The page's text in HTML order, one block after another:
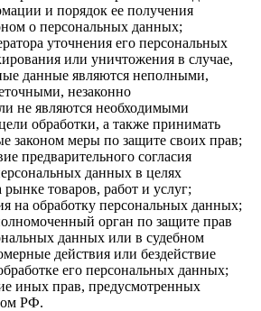
и порядок ее получения
о персональных данных;
уточнения его персональных
или уничтожения в случае,
данные являются неполными,
незаконно
не являются необходимыми
обработки, а также принимать
законом меры по защите своих прав;
предварительного согласия
данных в целях
товаров, работ и услуг;
на обработку персональных данных;
орган по защите прав
данных или в судебном
действия или бездействие
его персональных данных;
иных прав, предусмотренных
РФ.